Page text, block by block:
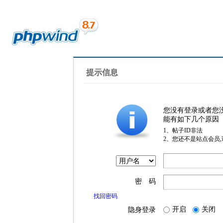
提示信息
您没有登录或者您
能有如下几个原因
1、帖子ID非法
2、您还不是站点会员
密 码
找回密码
隐身登录 开启 关闭